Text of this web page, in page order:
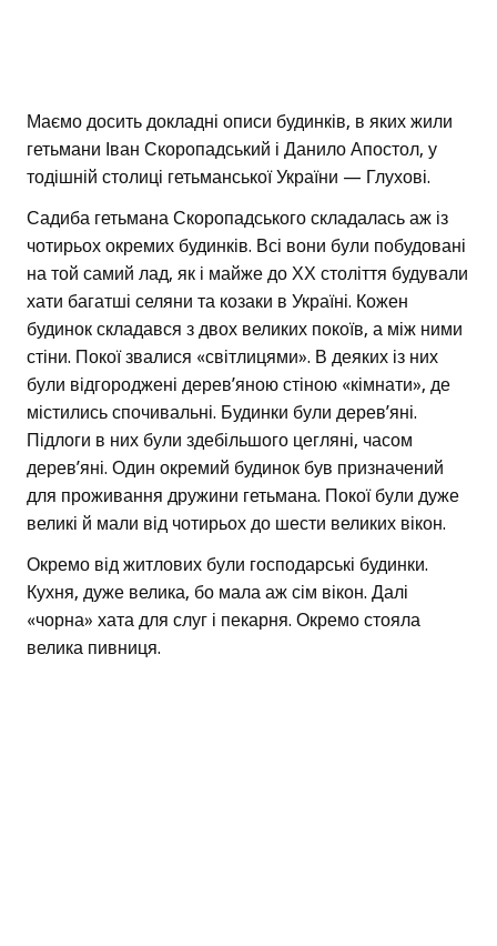
Маємо досить докладні описи будинків, в яких жили
гетьмани Іван Скоропадський і Данило Апостол, у
тодішній столиці гетьманської України — Глухові.
Садиба гетьмана Скоропадського складалась аж із
чотирьох окремих будинків. Всі вони були побудовані
на той самий лад, як і майже до ХХ століття будували
хати багатші селяни та козаки в Україні. Кожен
будинок складався з двох великих покоїв, а між ними
стіни. Покої звалися «світлицями». В деяких із них
були відгороджені дерев’яною стіною «кімнати», де
містились спочивальні. Будинки були дерев’яні.
Підлоги в них були здебільшого цегляні, часом
дерев’яні. Один окремий будинок був призначений
для проживання дружини гетьмана. Покої були дуже
великі й мали від чотирьох до шести великих вікон.
Окремо від житлових були господарські будинки.
Кухня, дуже велика, бо мала аж сім вікон. Далі
«чорна» хата для слуг і пекарня. Окремо стояла
велика пивниця.